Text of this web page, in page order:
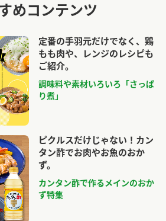
めコンテンツ
定番の手羽元だけでなく、鶏
もも肉や、レンジのレシピも
ご紹介。
調味料や素材いろいろ「さっぱ
り煮」
ピクルスだけじゃない！カン
タン酢でお肉やお魚のおか
ず。
カンタン酢で作るメインのおか
ず特集